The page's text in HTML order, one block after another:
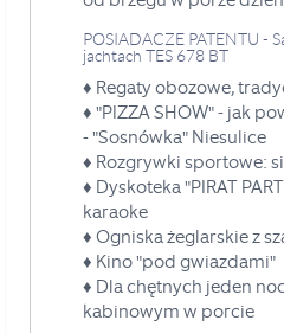
POSIADACZE PATENTU -
jachtach TES 678 BT
♦ Regaty obozowe,
♦ "PIZZA SHOW" - jak
- "Sosnówka" Niesulice
♦ Rozgrywki sportowe:
♦ Dyskoteka "PIRAT
karaoke
♦ Ogniska żeglarskie z
♦ Kino "pod gwiazdami"
♦ Dla chętnych jeden
kabinowym w porcie